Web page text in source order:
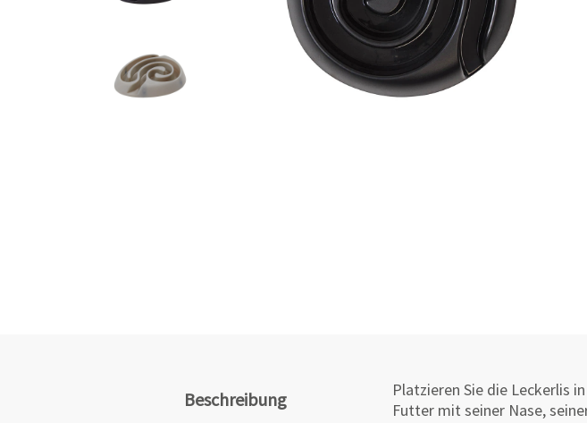
Beschreibung
Platzieren Sie die Leckerlis
Futter mit seiner Nase,